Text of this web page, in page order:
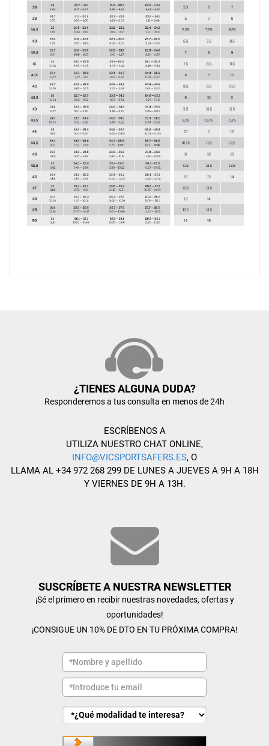
¿TIENES ALGUNA DUDA?
Responderemos a tus consulta en menos de 24h
ESCRÍBENOS A
UTILIZA NUESTRO CHAT ONLINE,
INFO@VICSPORTSAFERS.ES, O
LLAMA AL +34 972 268 299 DE LUNES A JUEVES A 9H A 18H
Y VIERNES DE 9H A 13H.
SUSCRÍBETE A NUESTRA NEWSLETTER
¡Sé el primero en recibir nuestras novedades, ofertas y
oportunidades!
¡CONSIGUE UN 10% DE DTO EN TU PRÓXIMA COMPRA!